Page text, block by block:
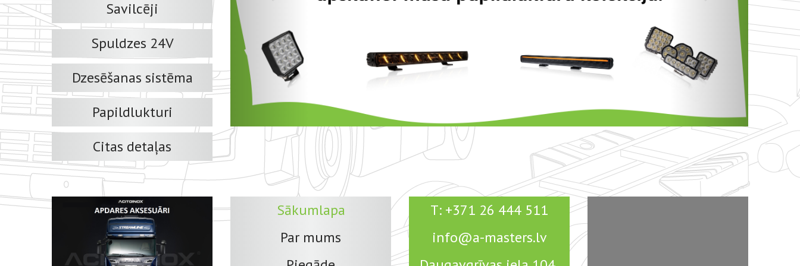
Savilcēji
Spuldzes 24V
Dzesēšanas sistēma
Papildlukturi
Citas detaļas
Sākumlapa
Par mums
T: +371 26 444 511
info@a-masters.lv